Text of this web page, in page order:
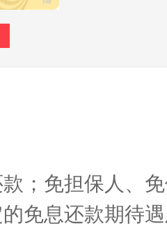
；免担保人、
免息还款期待